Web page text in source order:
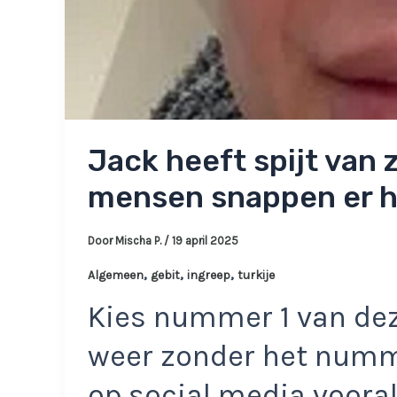
Jack heeft spijt van
mensen snappen er
Door Mischa P. / 19 april 2025
Algemeen, gebit, ingreep, turkije
Kies nummer 1 van
weer zonder het